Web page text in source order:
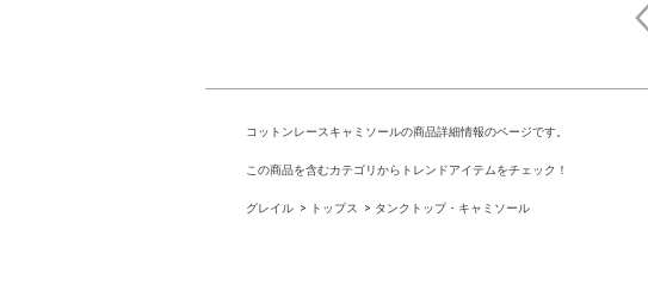
コットンレースキャミソールの商品詳細情報のページです。
この商品を含むカテゴリからトレンドアイテムをチェック！
グレイル トップス タンクトップ・キャミソール